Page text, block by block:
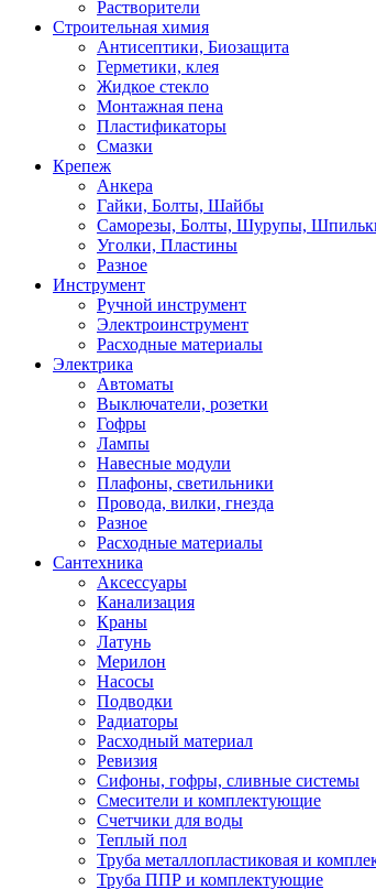
Растворители
Строительная химия
Антисептики, Биозащита
Герметики, клея
Жидкое стекло
Монтажная пена
Пластификаторы
Смазки
Крепеж
Анкера
Гайки, Болты, Шайбы
Саморезы, Болты, Шурупы,
Уголки, Пластины
Разное
Инструмент
Ручной инструмент
Электроинструмент
Расходные материалы
Электрика
Автоматы
Выключатели, розетки
Гофры
Лампы
Навесные модули
Плафоны, светильники
Провода, вилки, гнезда
Разное
Расходные материалы
Сантехника
Аксессуары
Канализация
Краны
Латунь
Мерилон
Насосы
Подводки
Радиаторы
Расходный материал
Ревизия
Сифоны, гофры, сливные системы
Смесители и комплектующие
Счетчики для воды
Теплый пол
Труба металлопластиковая и
Труба ППР и комплектующие